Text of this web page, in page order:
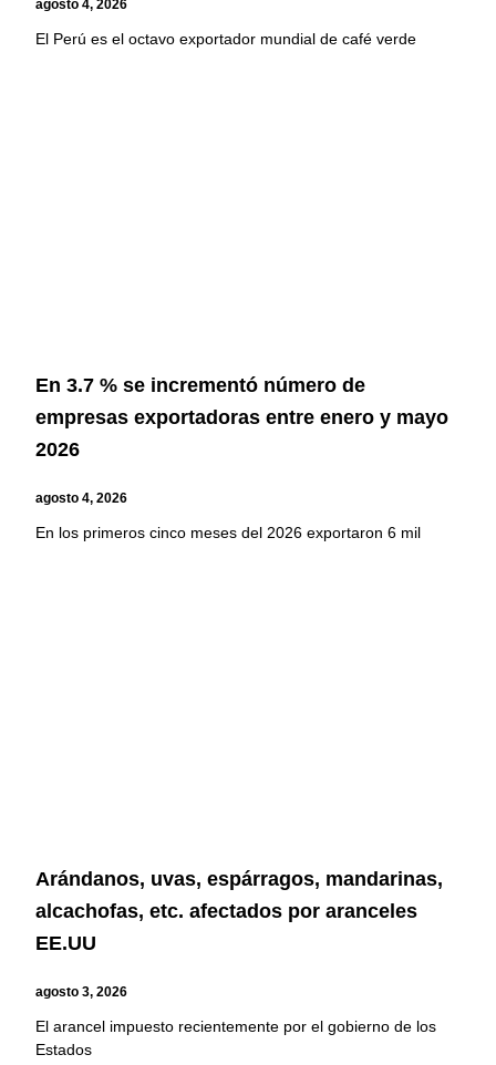
agosto 4, 2026
El Perú es el octavo exportador mundial de café verde
En 3.7 % se incrementó número de
empresas exportadoras entre enero y mayo
2026
agosto 4, 2026
En los primeros cinco meses del 2026 exportaron 6 mil
Arándanos, uvas, espárragos, mandarinas,
alcachofas, etc. afectados por aranceles
EE.UU
agosto 3, 2026
El arancel impuesto recientemente por el gobierno de los
Estados